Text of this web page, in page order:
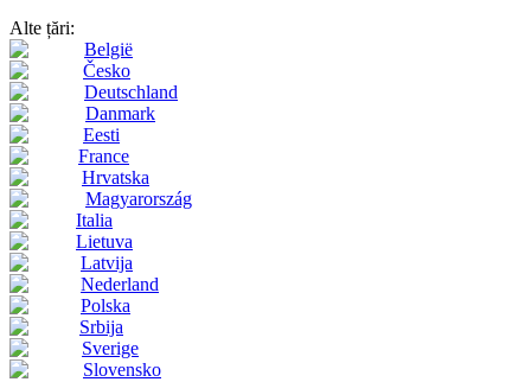
Alte țări:
België
Česko
Deutschland
Danmark
Eesti
France
Hrvatska
Magyarország
Italia
Lietuva
Latvija
Nederland
Polska
Srbija
Sverige
Slovensko